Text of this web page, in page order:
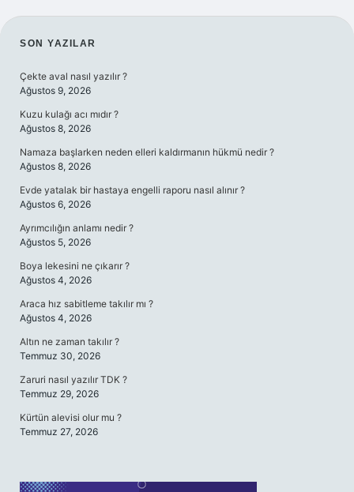
SIDEBAR
SON YAZILAR
Çekte aval nasıl yazılır ?
Ağustos 9, 2026
Kuzu kulağı acı mıdır ?
Ağustos 8, 2026
Namaza başlarken neden elleri kaldırmanın hükmü nedir ?
Ağustos 8, 2026
Evde yatalak bir hastaya engelli raporu nasıl alınır ?
Ağustos 6, 2026
Ayrımcılığın anlamı nedir ?
Ağustos 5, 2026
Boya lekesini ne çıkarır ?
Ağustos 4, 2026
Araca hız sabitleme takılır mı ?
Ağustos 4, 2026
Altın ne zaman takılır ?
Temmuz 30, 2026
Zaruri nasıl yazılır TDK ?
Temmuz 29, 2026
Kürtün alevisi olur mu ?
Temmuz 27, 2026